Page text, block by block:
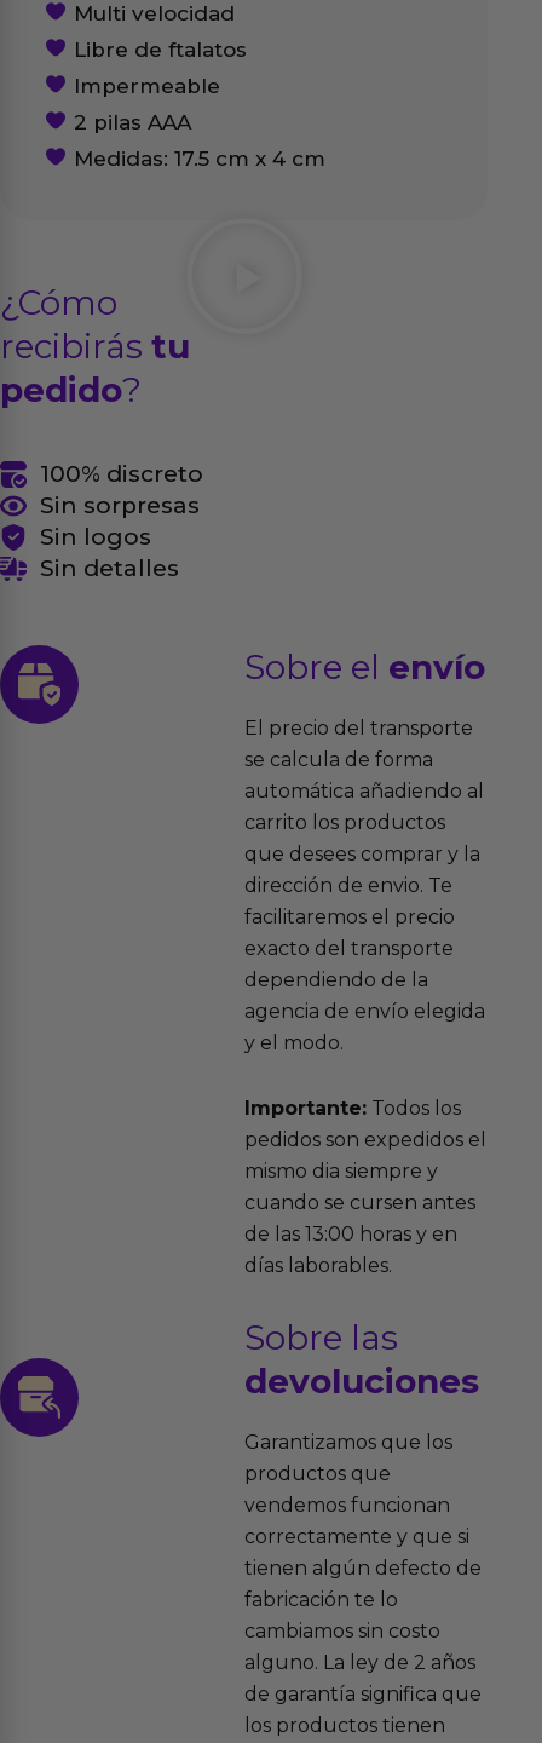
Multi velocidad
Libre de ftalatos
Impermeable
2 pilas AAA
Medidas: 17.5 cm x 4 cm
¿Cómo
recibirás tu
pedido?
100% discreto
Sin sorpresas
Sin logos
Sin detalles
Sobre el envío
El precio del transporte
se calcula de forma
automática añadiendo al
carrito los productos
que desees comprar y la
dirección de envio. Te
facilitaremos el precio
exacto del transporte
dependiendo de la
agencia de envío elegida
y el modo.
Importante:Todos los
pedidos son expedidos el
mismo dia siempre y
cuando se cursen antes
de las 13:00 horas y en
días laborables.
Sobre las
devoluciones
Garantizamos que los
productos que
vendemos funcionan
correctamente y que si
tienen algún defecto de
fabricación te lo
cambiamos sin costo
alguno. La ley de 2 años
de garantía significa que
los productos tienen